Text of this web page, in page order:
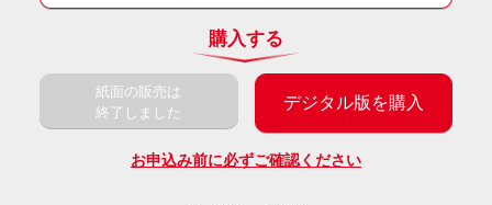
購入する
紙面の販売は
終了しました
デジタル版を購入
お申込み前に必ずご確認ください